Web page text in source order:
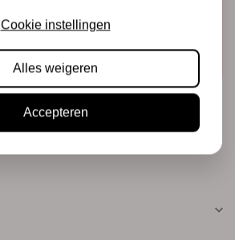
Cookie instellingen
Alles weigeren
Accepteren